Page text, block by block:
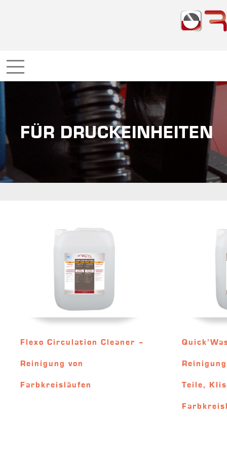
FÜR DRUCKEINHEITEN
Flexo Circulation Cleaner –
Reinigung von
Farbkreisläufen Teile,